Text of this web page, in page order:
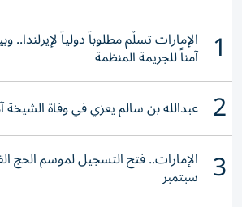
1 الإمارات تسلّم مطلوباً دولياً لإيرلندا..
آمناً للجريمة المنظمة
2 عبدالله بن سالم يعزي في وفاة الشيخة
3 سبتمبر